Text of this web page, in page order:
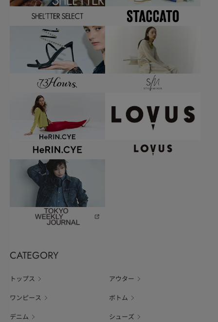
CATEGORY
トップス アウター
ワンピース ボトム
デニム シューズ